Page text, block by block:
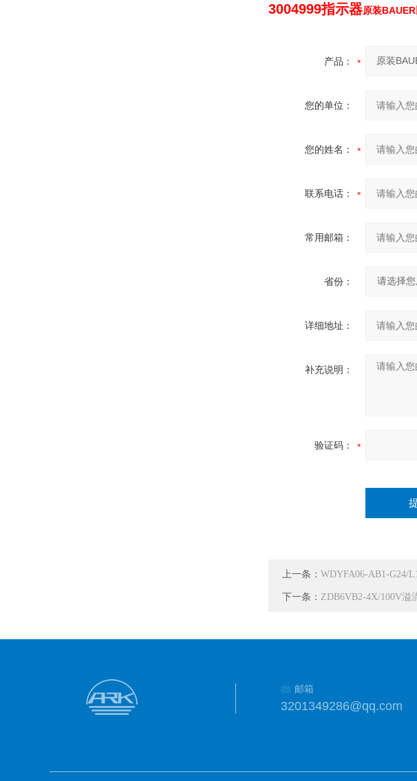
3004999指示器原装
产品：
您的单位：
您的姓名：
联系电话：
常用邮箱：
省份：
详细地址：
补充说明：
验证码：
上一条： WDYFA06-AB1-G24/
下一条： ZDB6VB2-4X/100V溢
邮箱
3201349286@qq.com